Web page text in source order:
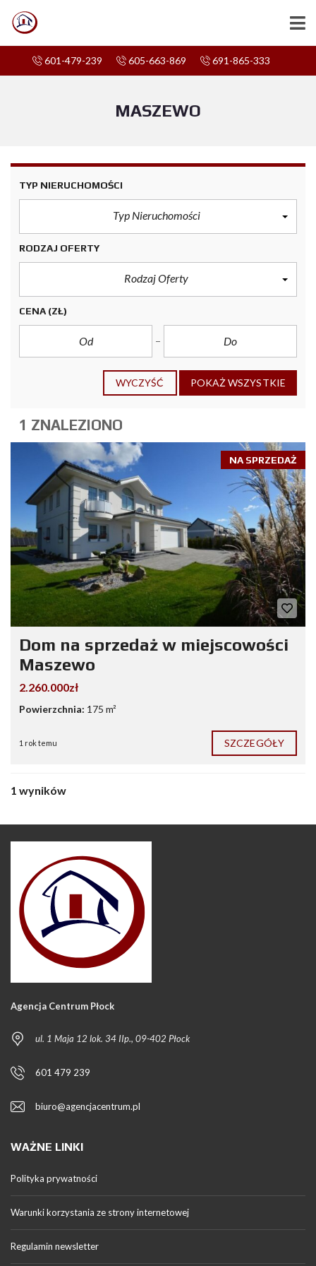
601-479-239 605-663-869 691-865-333
MASZEWO
TYP NIERUCHOMOŚCI
Typ Nieruchomości
RODZAJ OFERTY
Rodzaj Oferty
CENA (ZŁ)
WYCZYŚĆ POKAŻ WSZYSTKIE
1 ZNALEZIONO
NA SPRZEDAŻ
Dom na sprzedaż w miejscowości
Maszewo
2.260.000zł
Powierzchnia: 175 m²
1 rok temu SZCZEGÓŁY
1 wyników
Agencja Centrum Płock
ul. 1 Maja 12 lok. 34 IIp., 09-402 Płock
601 479 239
biuro@agencjacentrum.pl
WAŻNE LINKI
Polityka prywatności
Warunki korzystania ze strony internetowej
Regulamin newsletter